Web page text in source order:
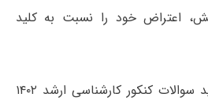
اعتراض خود را نسبت به کلید
، کلید سوالات کنکور کارشناسی ارشد ۱۴۰۲